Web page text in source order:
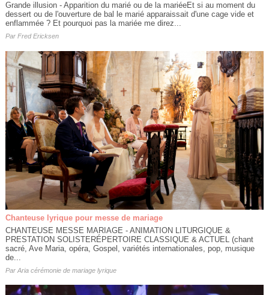
Grande illusion - Apparition du marié ou de la mariéeEt si au moment du
dessert ou de l'ouverture de bal le marié apparaissait d'une cage vide et
enflammée ? Et pourquoi pas la mariée me direz...
Par Fred Ericksen
Chanteuse lyrique pour messe de mariage
CHANTEUSE MESSE MARIAGE - ANIMATION LITURGIQUE &
PRESTATION SOLISTERÉPERTOIRE CLASSIQUE & ACTUEL (chant
sacré, Ave Maria, opéra, Gospel, variétés internationales, pop, musique
de...
Par Aria cérémonie de mariage lyrique